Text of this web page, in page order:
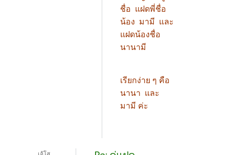
ชื่อ แฝดพี่ชื่อ
น้อง มามี และ
แฝดน้องชื่อ
นานามี
เรียกง่าย ๆ คือ
นานา และ
มามี ค่ะ